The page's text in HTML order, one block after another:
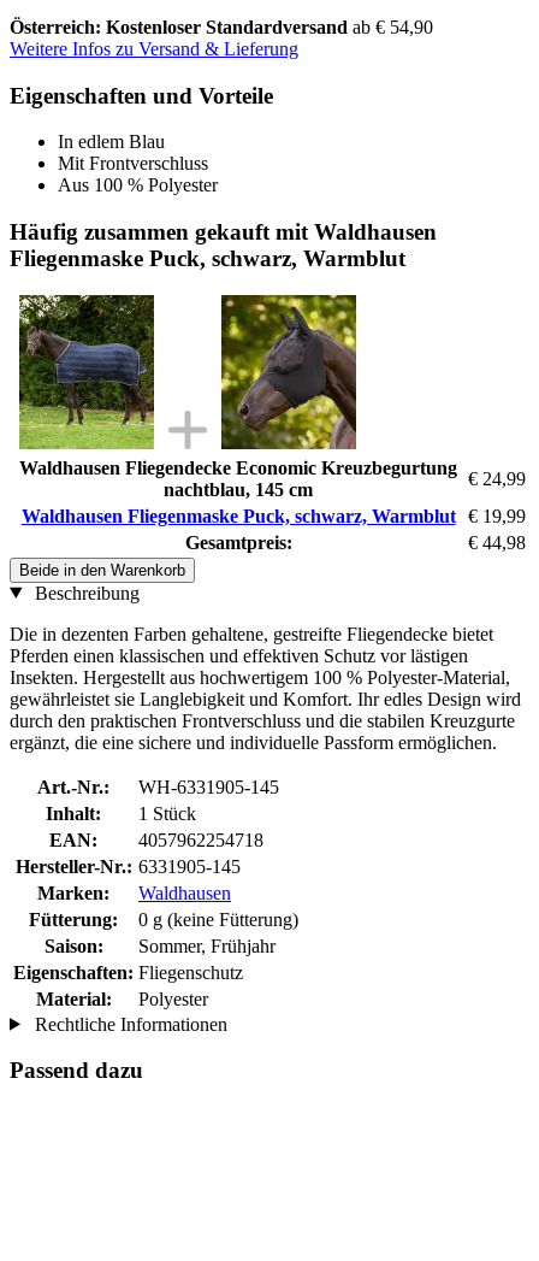
Österreich: Kostenloser Standardversand ab € 54,90
Weitere Infos zu Versand & Lieferung
Eigenschaften und Vorteile
In edlem Blau
Mit Frontverschluss
Aus 100 % Polyester
Häufig zusammen gekauft mit Waldhausen
Fliegenmaske Puck, schwarz, Warmblut
Waldhausen Fliegendecke Economic Kreuzbegurtung
nachtblau, 145 cm
€ 24,99
Waldhausen Fliegenmaske Puck, schwarz, Warmblut
€ 19,99
Gesamtpreis:
€ 44,98
Beide in den Warenkorb
Beschreibung
Die in dezenten Farben gehaltene, gestreifte Fliegendecke bietet
Pferden einen klassischen und effektiven Schutz vor lästigen
Insekten. Hergestellt aus hochwertigem 100 % Polyester-Material,
gewährleistet sie Langlebigkeit und Komfort. Ihr edles Design wird
durch den praktischen Frontverschluss und die stabilen Kreuzgurte
ergänzt, die eine sichere und individuelle Passform ermöglichen.
Art.-Nr.:
WH-6331905-145
Inhalt:
1 Stück
EAN:
4057962254718
Hersteller-Nr.: 6331905-145
Marken:
Waldhausen
Fütterung:
0 g (keine Fütterung)
Saison:
Sommer, Frühjahr
Eigenschaften: Fliegenschutz
Material:
Polyester
Rechtliche Informationen
Passend dazu